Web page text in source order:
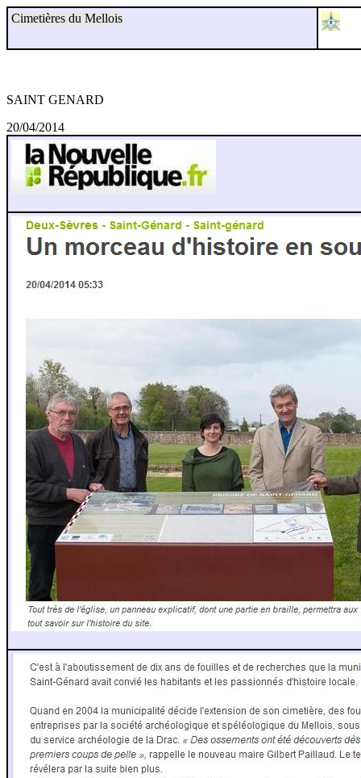
Cimetières du Mellois
SAINT GENARD
20/04/2014